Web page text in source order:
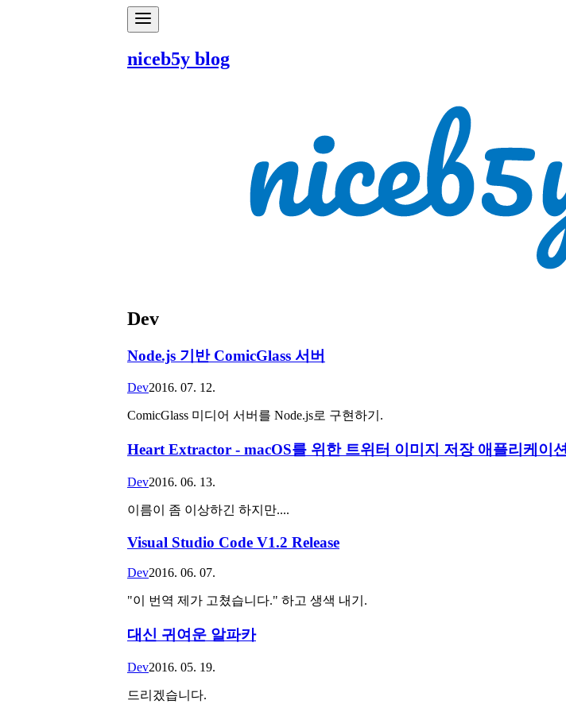
niceb5y blog
Dev
Node.js 기반 ComicGlass 서버
Dev2016. 07. 12.
ComicGlass 미디어 서버를 Node.js로 구현하기.
Heart Extractor - macOS를 위한 트위터 이미지 저장 애플리케이션
Dev2016. 06. 13.
이름이 좀 이상하긴 하지만....
Visual Studio Code V1.2 Release
Dev2016. 06. 07.
"이 번역 제가 고쳤습니다." 하고 생색 내기.
대신 귀여운 알파카
Dev2016. 05. 19.
드리겠습니다.